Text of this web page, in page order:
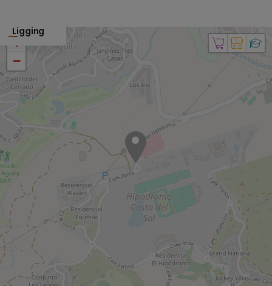
Ligging
+
−